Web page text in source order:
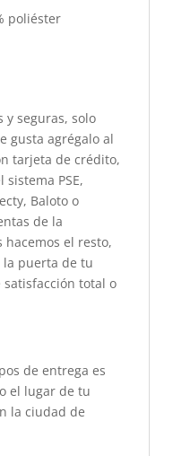
poliéster
y seguras, solo
gusta agrégalo al
tarjeta de crédito,
PSE,
Baloto o
de la
el resto,
puerta de tu
total o
de entrega es
el lugar de tu
la ciudad de